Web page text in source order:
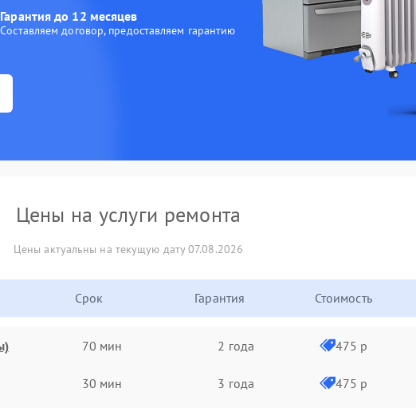
Гарантия до 12 месяцев
Составляем договор, предоставляем гарантию
Цены на услуги ремонта
Цены актуальны на текущую дату 07.08.2026
Срок Гарантия Стоимость
70 мин 2 года 475 р
30 мин 3 года 475 р